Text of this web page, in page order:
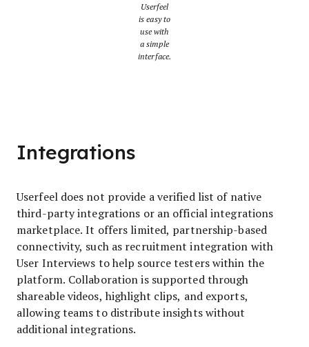
Userfeel
is easy to
use with
a simple
interface.
Integrations
Userfeel does not provide a verified list of native
third-party integrations or an official integrations
marketplace. It offers limited, partnership-based
connectivity, such as recruitment integration with
User Interviews to help source testers within the
platform. Collaboration is supported through
shareable videos, highlight clips, and exports,
allowing teams to distribute insights without
additional integrations.